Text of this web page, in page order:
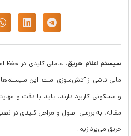
سیستم اعلام حریق، عاملی کلیدی در حفظ
مالی ناشی از آتش‌سوزی است. این سیستم‌ها،
و مسکونی کاربرد دارند، باید با دقت و
مقاله، به بررسی اصول و مراحل کلیدی در
حریق می‌پردازیم.